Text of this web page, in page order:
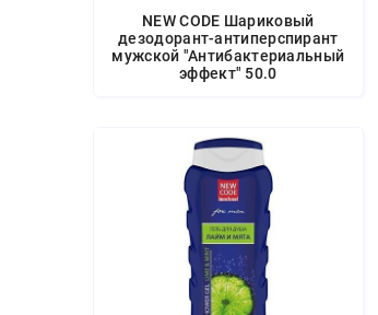
NEW CODE Шариковый
дезодорант-антиперспирант
мужской "Антибактериальный
эффект" 50.0